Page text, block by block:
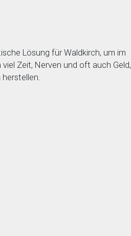
Lösung für Waldkirch, um im
Zeit, Nerven und oft auch Geld,